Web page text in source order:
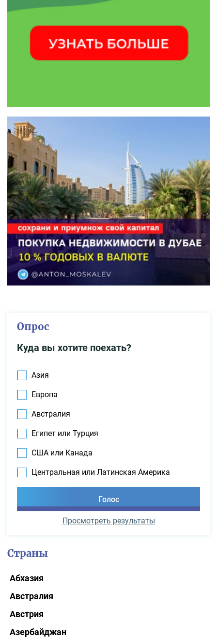
Опрос
Куда вы хотите поехать?
Азия
Европа
Австралия
Египет или Турция
США или Канада
Центральная или Латинская Америка
Просмотреть результаты
Страны
Абхазия
Австралия
Австрия
Азербайджан